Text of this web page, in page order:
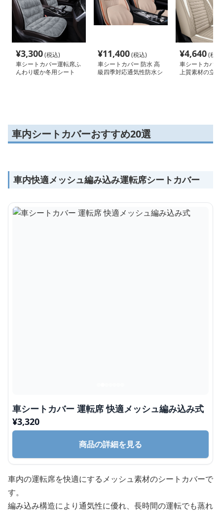
¥3,300(税込)
車シートカバー運転席ふ
んわり暖か冬用シート
¥11,400(税込)
車シートカバー 防水 高
級四季対応通気性防水シ
¥4,640(税
車シートカバ
上質素材の立
車内シートカバーおすすめ20選
車内快適メッシュ編み込み運転席シートカバー
車シートカバー 運転席 快適メッシュ編み込み式
¥3,320
商品の詳細を見る
車内の運転席を快適にするメッシュ素材のシートカバーで
す。
編み込み構造により通気性に優れ、長時間の運転でも蒸れ